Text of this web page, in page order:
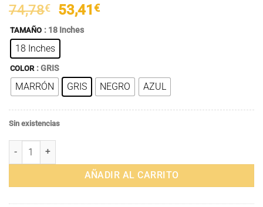
74,78€
El
precio
original
74,78€.
53,41€El
TAMAÑO : 18 Inches
18 Inches
COLOR : GRIS
MARRÓN GRIS NEGRO AZUL
Sin existencias
Mochila Unisex Antirrobo 8553, Impermeable, de Oxford con
AÑADIR AL CARRITO